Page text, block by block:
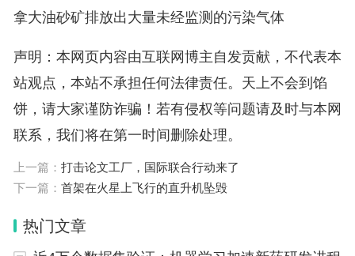
表示：“油砂行业使用ECCC制定的标准来测量排
放，我们期待着共同努力，探索进一步加强测量实践
的机会。”
加拿大的油砂蕴藏着大量的石油，使其成为仅次于沙
纪60年代以来，很多公司一直在开采这种石油，但
密集型的。石油日产量已激增至300多万桶，约占加
拿大油砂矿排放出大量未经监测的污染气体
声明：本网页内容由互联网博主自发贡献，不代表本
站观点，本站不承担任何法律责任。天上不会到馅
饼，请大家谨防诈骗！若有侵权等问题请及时与本网
联系，我们将在第一时间删除处理。
上一篇： 打击论文工厂，国际联合行动来了
下一篇： 首架在火星上飞行的直升机坠毁
热门文章